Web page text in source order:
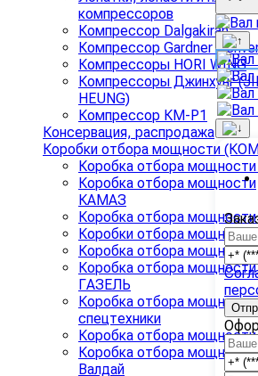
компрессоров
Компрессор Dalgakiran
Компрессор Gardner
Компрессоры HORI WING
Компрессоры Джинхунг
HEUNG)
Компрессор КМ-Р1
Консервация, распродажа
Коробки отбора мощности
Коробка отбора
Коробка отбора мощности
КАМАЗ
Коробка отбора
Коробки отбора мощности
Коробка отбора
Коробка отбора мощности
ГАЗЕЛЬ
Коробка отбора
спецтехники
Коробка отбора
Коробка отбора мощности
Валдай